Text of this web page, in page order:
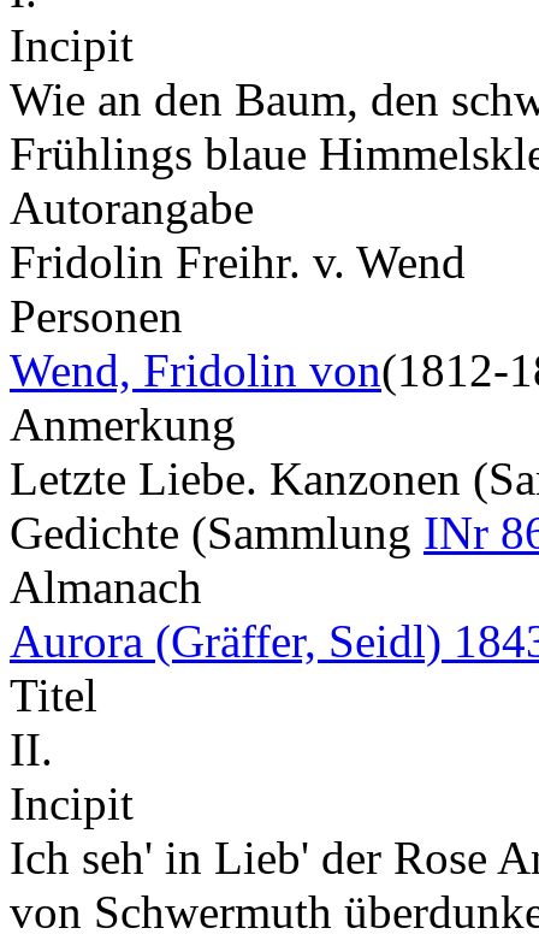
Incipit
Wie an den Baum, den
Frühlings blaue
Autorangabe
Fridolin Freihr. v. Wend
Personen
Wend, Fridolin von(1812-
Anmerkung
Letzte Liebe. Kanzonen
Gedichte (Sammlung INr
Almanach
Aurora (Gräffer, Seidl)
Titel
II.
Incipit
Ich seh' in Lieb' der Rose
von Schwermuth